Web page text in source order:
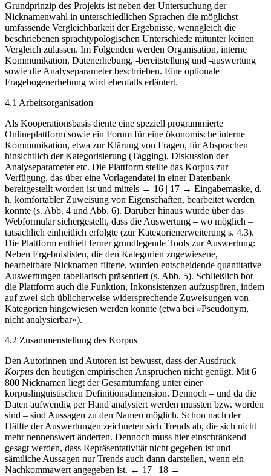
Grundprinzip des Projekts ist neben der Untersuchung der
Nicknamenwahl in unterschiedlichen Sprachen die möglichst
umfassende Vergleichbarkeit der Ergebnisse, wenngleich die
beschriebenen sprachtypologischen Unterschiede mitunter keinen
Vergleich zulassen. Im Folgenden werden Organisation, interne
Kommunikation, Datenerhebung, -bereitstellung und -auswertung
sowie die Analyseparameter beschrieben. Eine optionale
Fragebogenerhebung wird ebenfalls erläutert.
4.1 Arbeitsorganisation
Als Kooperationsbasis diente eine speziell programmierte
Onlineplattform sowie ein Forum für eine ökonomische interne
Kommunikation, etwa zur Klärung von Fragen, für Absprachen
hinsichtlich der Kategorisierung (Tagging), Diskussion der
Analyseparameter etc. Die Plattform stellte das Korpus zur
Verfügung, das über eine Vorlagendatei in einer Datenbank
bereitgestellt worden ist und mittels ← 16 | 17 → Eingabemaske, d.
h. komfortabler Zuweisung von Eigenschaften, bearbeitet werden
konnte (s. Abb. 4 und Abb. 6). Darüber hinaus wurde über das
Webformular sichergestellt, dass die Auswertung – wo möglich –
tatsächlich einheitlich erfolgte (zur Kategorienerweiterung s. 4.3).
Die Plattform enthielt ferner grundlegende Tools zur Auswertung:
Neben Ergebnislisten, die den Kategorien zugewiesene,
bearbeitbare Nicknamen filterte, wurden entscheidende quantitative
Auswertungen tabellarisch präsentiert (s. Abb. 5). Schließlich bot
die Plattform auch die Funktion, Inkonsistenzen aufzuspüren, indem
auf zwei sich üblicherweise widersprechende Zuweisungen von
Kategorien hingewiesen werden konnte (etwa bei »Pseudonym,
nicht analysierbar«).
4.2 Zusammenstellung des Korpus
Den Autorinnen und Autoren ist bewusst, dass der Ausdruck
Korpus den heutigen empirischen Ansprüchen nicht genügt. Mit 6
800 Nicknamen liegt der Gesamtumfang unter einer
korpuslinguistischen Definitionsdimension. Dennoch – und da die
Daten aufwendig per Hand analysiert werden mussten bzw. worden
sind – sind Aussagen zu den Namen möglich. Schon nach der
Hälfte der Auswertungen zeichneten sich Trends ab, die sich nicht
mehr nennenswert änderten. Dennoch muss hier einschränkend
gesagt werden, dass Repräsentativität nicht gegeben ist und
sämtliche Aussagen nur Trends auch dann darstellen, wenn ein
Nachkommawert angegeben ist. ← 17 | 18 →